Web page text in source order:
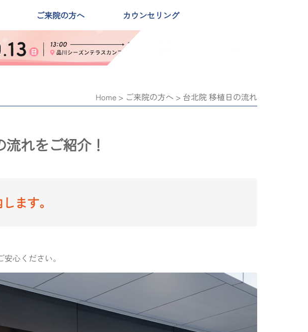
ご来院の方へ カウンセリング
Home > ご来院の方へ > 台北院 移植日の流れ
れをご紹介！
ます。
心ください。